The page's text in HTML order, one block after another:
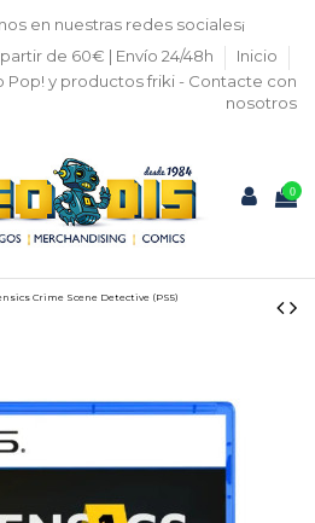
en nuestras redes sociales¡
de 60€ | Envío 24/48h
Inicio
Pop! y productos friki - Contacte con
nosotros
0
Crime Scene Detective (PS5)